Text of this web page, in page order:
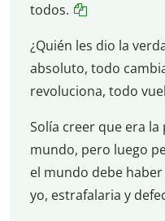
todos.
¿Quién les dio la
absoluto, todo
revoluciona, todo
Solía creer que era
mundo, pero luego
el mundo debe
yo, estrafalaria y